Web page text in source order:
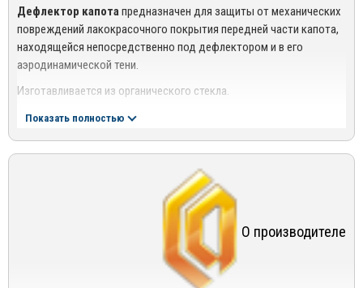
Дефлектор капотапредназначен для защиты от механических
повреждений лакокрасочного покрытия передней части капота,
находящейся непосредственно под дефлектором и в его
аэродинамической тени.
Изготавливается из органического стекла.
Дефлекторы капотаCA
самый широкий ассортимент в мире (более чем на 1100
оргстекло толщиной 3 мм;
форма, полностью повторяющая контур капота;
специально разработанные металлические крепления для
Показать полностью
О производителе